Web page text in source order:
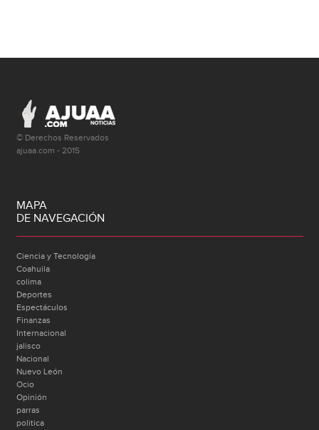
© Derechos Reservados
ajuaa.com - 2015
MAPA
DE NAVEGACIÓN
Ciencia y Tecnología
Coahuila
colima
Deportes
Espectáculos
Finanzas
Internacional
jalisco
Nacional
Nuevo León
Ocio
Opinión
parras
politica